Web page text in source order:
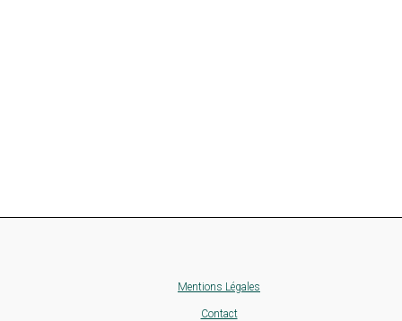
Mentions Légales
Contact